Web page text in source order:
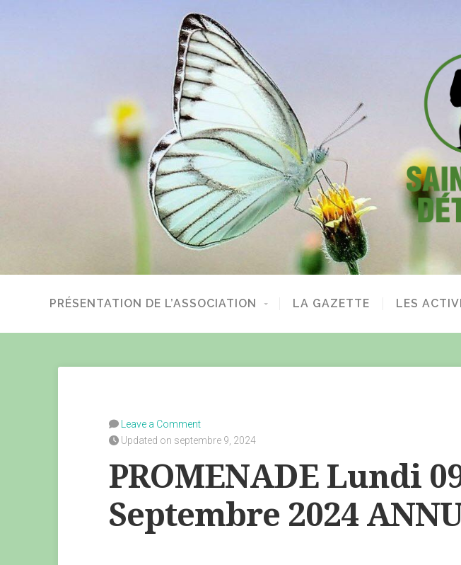
PRÉSENTATION DE L’ASSOCIATION LA GAZETTE LES
Leave a Comment
Updated on septembre 9, 2024
PROMENADE Lundi
Septembre 2024